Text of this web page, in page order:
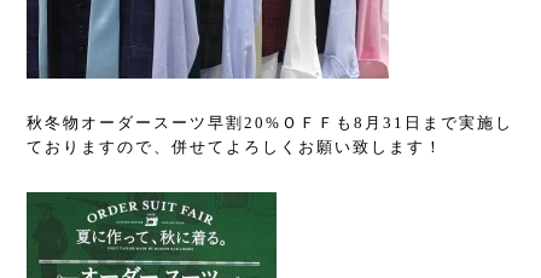
秋冬物オーダースーツ早割20% ＯＦＦも8 月31 日まで実施し
ておりますので、併せてよろしくお願い致します！